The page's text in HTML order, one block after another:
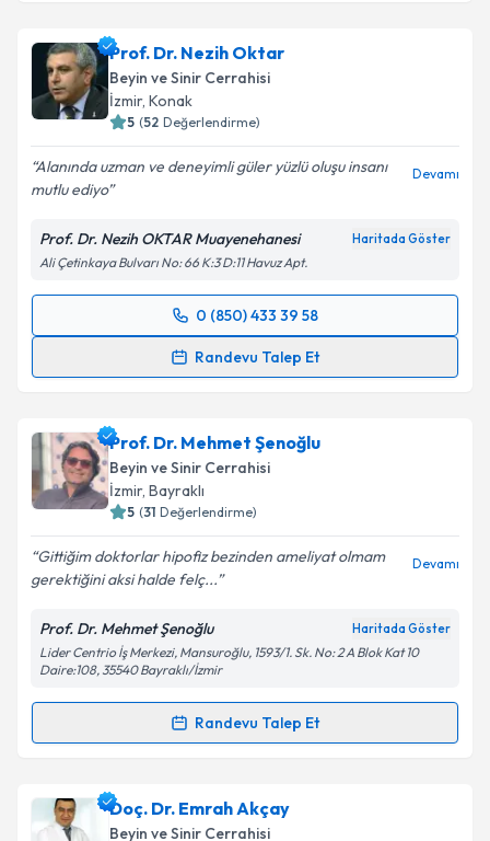
Prof. Dr. Nezih Oktar
Beyin ve Sinir Cerrahisi
İzmir, Konak
5 (52 Değerlendirme)
Alanında uzman ve deneyimli güler yüzlü oluşu insanı
mutlu ediyo
Devamı
Prof. Dr. Nezih OKTAR Muayenehanesi Haritada Göster
Ali Çetinkaya Bulvarı No: 66 K:3 D:11 Havuz Apt.
0 (850) 433 39 58
Randevu Talep Et
Randevu Takvimi Talebi
takvim hazırlandığında e-posta ile bilgilendireceğiz.
E-posta Adresiniz
Kişisel verilerimin işlenmesine ilişkin
kapsamda işlenmesini kabul ediyorum.
Takvim Talebini Gönder
Prof. Dr. Mehmet Şenoğlu
Beyin ve Sinir Cerrahisi
İzmir, Bayraklı
5 (31 Değerlendirme)
Gittiğim doktorlar hipofiz bezinden ameliyat olmam
gerektiğini aksi halde felç...
Devamı
Prof. Dr. Mehmet Şenoğlu Haritada Göster
Lider Centrio İş Merkezi, Mansuroğlu, 1593/1. Sk. No: 2 A Blok Kat 10
Daire:108, 35540 Bayraklı/İzmir
Randevu Talep Et
Randevu Takvimi Talebi
Prof. Dr. Mehmet Şenoğluiçin randevu takvimi
talebi oluşturun. Size bu uzmandan randevu almanız
Doç. Dr. Emrah Akçay
Beyin ve Sinir Cerrahisi